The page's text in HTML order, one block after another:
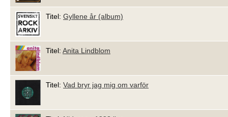
Titel: Gyllene år (album)
Titel: Anita Lindblom
Titel: Vad bryr jag mig om varför